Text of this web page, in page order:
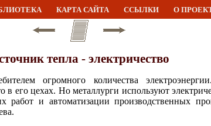
КАРТА САЙТА ССЫЛКИ О
тепла - электричество
огромного количества
в его цехах. Но металлурги используют
работ и автоматизации производственных